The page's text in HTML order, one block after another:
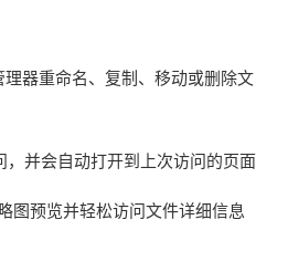
理器重命名、复制、移动或删除文
，并会自动打开到上次访问的页面
图预览并轻松访问文件详细信息